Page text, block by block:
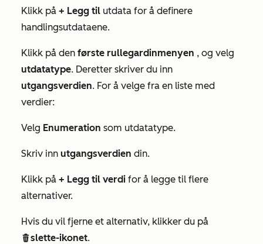
Klikk på + Legg til utdata for å definere
handlingsutdataene.
Klikk på den første rullegardinmenyen , og velg
utdatatype. Deretter skriver du inn
utgangsverdien. For å velge fra en liste med
verdier:
Velg Enumeration som utdatatype.
Skriv inn utgangsverdien din.
Klikk på + Legg til verdi for å legge til flere
alternativer.
Hvis du vil fjerne et alternativ, klikker du på
deleteslette-ikonet.